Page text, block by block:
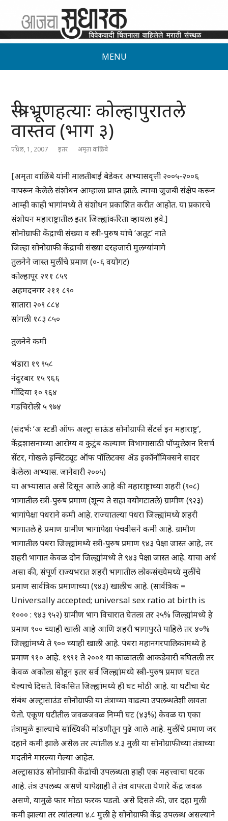
MENU
स्त्री-भ्रूणहत्याः कोल्हापुरातले
वास्तव (भाग ३)
एप्रिल, 1, 2007 इतर अमृता वाळिंबे
[अमृता वाळिंबे यांनी मालतीबाई बेडेकर अभ्यासवृत्ती २००५-२००६
वापरून केलेले संशोधन आम्हाला प्राप्त झाले. त्याचा जुजबी संक्षेप करून
आम्ही काही भागांमध्ये ते संशोधन प्रकाशित करीत आहोत. या प्रकारचे
संशोधन महाराष्ट्रातील इतर जिल्ह्यांकरिता व्हायला हवे.]
सोनोग्राफी केंद्राची संख्या व स्त्री-पुरुष यांचे ‘अतूट’ नाते
जिल्हा सोनोग्राफी केंद्राची संख्या दरहजारी मुलग्यांमागे
तुलनेने जास्त मुलींचे प्रमाण (०-६ वयोगट)
कोल्हापूर २११ ८५९
अहमदनगर २११ ८९०
सातारा २०९ ८८४
सांगली १८३ ८५०
तुलनेने कमी
भंडारा १९ ९५८
नंदुरबार १५ ९६६
गोंदिया १० ९६४
गडचिरोली ५ ९७४
(संदर्भः ‘अ स्टडी ऑफ अल्ट्रा साऊंड सोनोग्राफी सेंटर्स इन महाराष्ट्र’,
केंद्रशासनाच्या आरोग्य व कुटुंब कल्याण विभागासाठी पॉप्युलेशन रिसर्च
सेंटर, गोखले इन्स्टिट्यूट ऑफ पॉलिटक्स अँड इकॉनॉमिक्सने सादर
केलेला अभ्यास. जानेवारी २००५)
या अभ्यासात असे दिसून आले आहे की महाराष्ट्राच्या शहरी (९०८)
भागातील स्त्री-पुरुष प्रमाण (शून्य ते सहा वयोगटातले) ग्रामीण (९२३)
भागांपेक्षा पंधराने कमी आहे. राज्यातल्या पंधरा जिल्ह्यांमध्ये शहरी
भागातले हे प्रमाण ग्रामीण भागांपेक्षा पंचवीसने कमी आहे. ग्रामीण
भागातील पंधरा जिल्ह्यांमध्ये स्त्री-पुरुष प्रमाण ९४३ पेक्षा जास्त आहे, तर
शहरी भागात केवळ दोन जिल्ह्यांमध्ये ते ९४३ पेक्षा जास्त आहे. याचा अर्थ
असा की, संपूर्ण राज्यभरात शहरी भागातील लोकसंख्येमध्ये मुलींचे
प्रमाण सार्वत्रिक प्रमाणाच्या (९४३) खालीच आहे. (सार्वत्रिक =
Universally accepted; universal sex ratio at birth is
१००० : ९४३ ९५२) ग्रामीण भाग विचारात घेतला तर २५% जिल्ह्यांमध्ये हे
प्रमाण ९०० च्याही खाली आहे आणि शहरी भागापुरते पाहिले तर ४०%
जिल्ह्यांमध्ये ते ९०० च्याही खाली आहे. पंधरा महानगरपालिकांमध्ये हे
प्रमाण ९१० आहे. १९९१ ते २००१ या काळातली आकडेवारी बघितली तर
केवळ अकोला सोडून इतर सर्व जिल्ह्यांमध्ये स्त्री-पुरुष प्रमाण घटत
घेल्याचे दिसते. विकसित जिल्ह्यांमध्ये ही घट मोठी आहे. या घटीचा थेट
संबंध अल्ट्रासाउंड सोनोग्राफी या तंत्राच्या वाढत्या उपलब्धतेशी लावता
येतो. एकूण घटीतील जवळजवळ निम्मी घट (४३%) केवळ या एका
तंत्रामुळे झाल्याचे सांख्यिकी मांडणीतून पुढे आले आहे. मुलींचे प्रमाण जर
दहाने कमी झाले असेल तर त्यांतील ४.३ मुली या सोनोग्राफीच्या तंत्राच्या
मदतीने मारल्या गेल्या आहेत.
अल्ट्रासाउंड सोनोग्राफी केंद्रांची उपलब्धता हाही एक महत्त्वाचा घटक
आहे. तंत्र उपलब्ध असणे यापेक्षाही ते तंत्र वापरता येणारे केंद्र जवळ
असणे, यामुळे फार मोठा फरक पडतो. असे दिसते की, जर दहा मुली
कमी झाल्या तर त्यांतल्या ४.८ मुली हे सोनोग्राफी केंद्र उपलब्ध असल्याने